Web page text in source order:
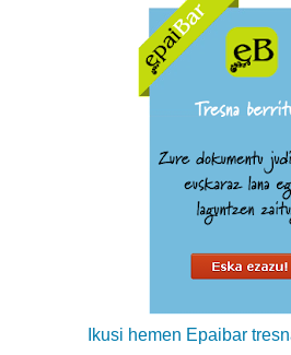
Ikusi hemen Epaibar